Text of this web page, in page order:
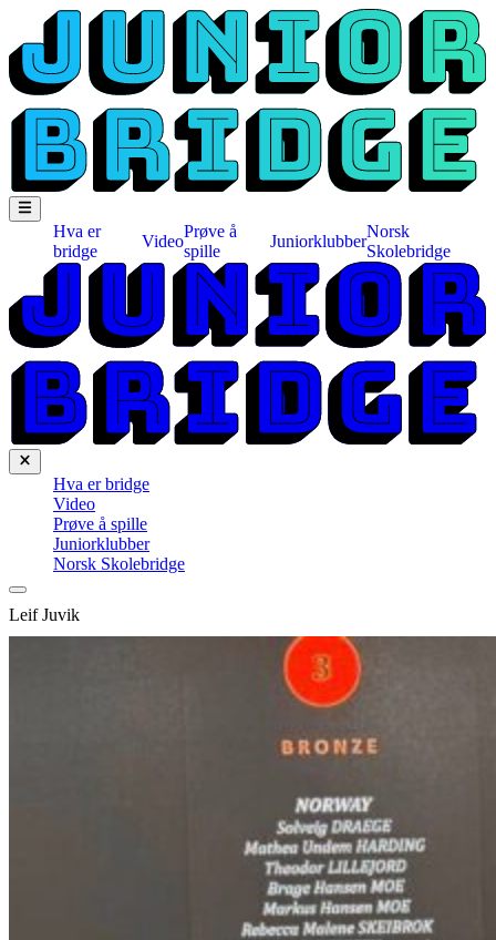
Hva er
bridge
Video
Prøve å
spille
Juniorklubber
Norsk
Skolebridge
Hva er bridge
Video
Prøve å spille
Juniorklubber
Norsk Skolebridge
Leif Juvik